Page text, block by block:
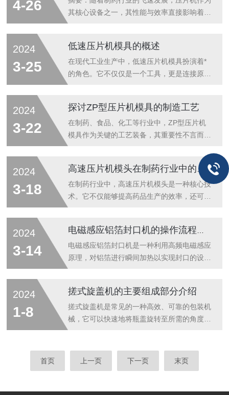
耐磨性和稳定性，从而满足长时间、高强度
式筛片机具有体积小、噪音低、音效节能、洁
能，机器入口可以和任何型号的压片机连接使
用、出口可以和金属检测机的连机使用。实现
了片剂磨光、除尘、提升和金属异物检测的联
4-26
其核心设备之一，其性能与效率直接影响着药
结构特点、技术优势以及在实际应用中的表
现，旨在为制药企业提供有益的参考与借鉴。
正文：一、引言在现代制药行业中，压片机是
技的进步和市场的需求，高速旋转式压片机以
其高效、稳定的特点，逐渐成为了行业内的主
流选择。高速旋转式压片机的核心在于其冲模
2024
3-25
低速压片机模具的概述
在现代工业生产中，低速压片机模具扮演着*
的角色。它不仅仅是一个工具，更是连接原材
涉及到材料学、力学、机械设计等多个领域的
知识。其基本要求是精确度高、耐用性强、生
产效率高。为了实现这些要求，模具的材料选
料等高强度、高耐磨的材料被广泛应用于模具
制造中，以确保模具能够在长期使用中保持稳
定的性能。的结构设计同样重要。合理的结构
设计不仅能够提高模具的强度和刚度，还能
2024
3-22
探讨ZP型压片机模具的制造工艺
在制药、食品、化工等行业中，ZP型压片机
模具作为关键的工艺装备，其重要性不言而
产品质量、保证生产效率的关键环节。随着科
技的不断进步，压片机模具的设计和制造也在
不断升级，以满足日益增长的市场需求。一、
基本构成ZP型压片机模具主要由上模、下模
型。冲模则在上、下模之间起到了关键的传动
和成型作用。这种精细的结构设计，确保了模
具在使用过程中的稳定性和可靠性。二、制造
2024
3-18
高速压片机模头在制药行业中的应用
在制药行业中，高速压片机模头是一种核心技
术。它不仅能够提高药品生产的效率，还可以
要性。一、基本构成主要由模座、上冲模、下
冲模、加料装置以及压片机组成。其中，模座
是模头的基础，用于固定上冲模和下冲模。上
置则负责将原料准确、均匀地送入模孔中，确
保每片药品的质量一致。压片机则是整个模头
的动力来源，它提供必要的压力，使原料在
2024
3-14
电磁感应铝箔封口机是一种利用高频电磁感应
原理，对铝箔进行瞬间加热以实现封口的设
装。电磁感应铝箔封口机的操作流程：1.开启
电源，启动封口机。2.通过铝箔送料装置将铝
箔输送到封口位置。3.将待封口的物品放置在
小等)5.启动封口程序，电磁感应线圈开始工
2024
1-8
搓式旋盖机的主要组成部分介绍
搓式旋盖机是常见的一种高效、可靠的包装机
械，它可以快速地将瓶盖旋转至所需的角度，
旋机构和传动系统组成：旋盖头是搓式旋盖机
以夹紧瓶盖并将其固定在适当的位置。搓旋机
首页 上一页 下一页 末页